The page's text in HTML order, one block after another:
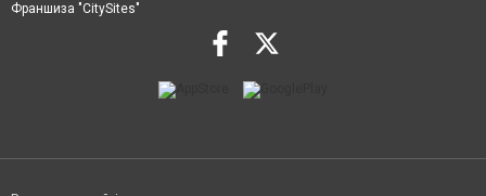
Франшиза "CitySites"